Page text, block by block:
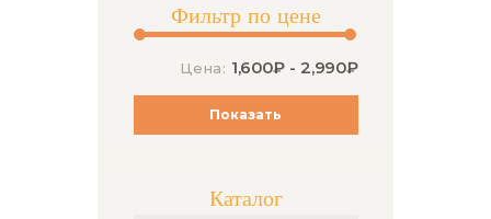
Фильтр по цене
Показать
Цена: 1,600₽ - 2,990₽
Каталог